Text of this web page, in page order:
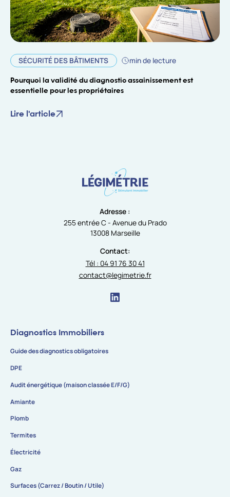
SÉCURITÉ DES BÂTIMENTS min de lecture
Pourquoi la validité du diagnostic assainissement est
essentielle pour les propriétaires
Lire l'article
Adresse :
255 entrée C - Avenue du Prado
13008 Marseille
Contact:
Tél : 04 91 76 30 41
contact@legimetrie.fr
Diagnostics Immobiliers
Guide des diagnostics obligatoires
DPE
Audit énergétique (maison classée E/F/G)
Amiante
Plomb
Termites
Électricité
Gaz
Surfaces (Carrez / Boutin / Utile)